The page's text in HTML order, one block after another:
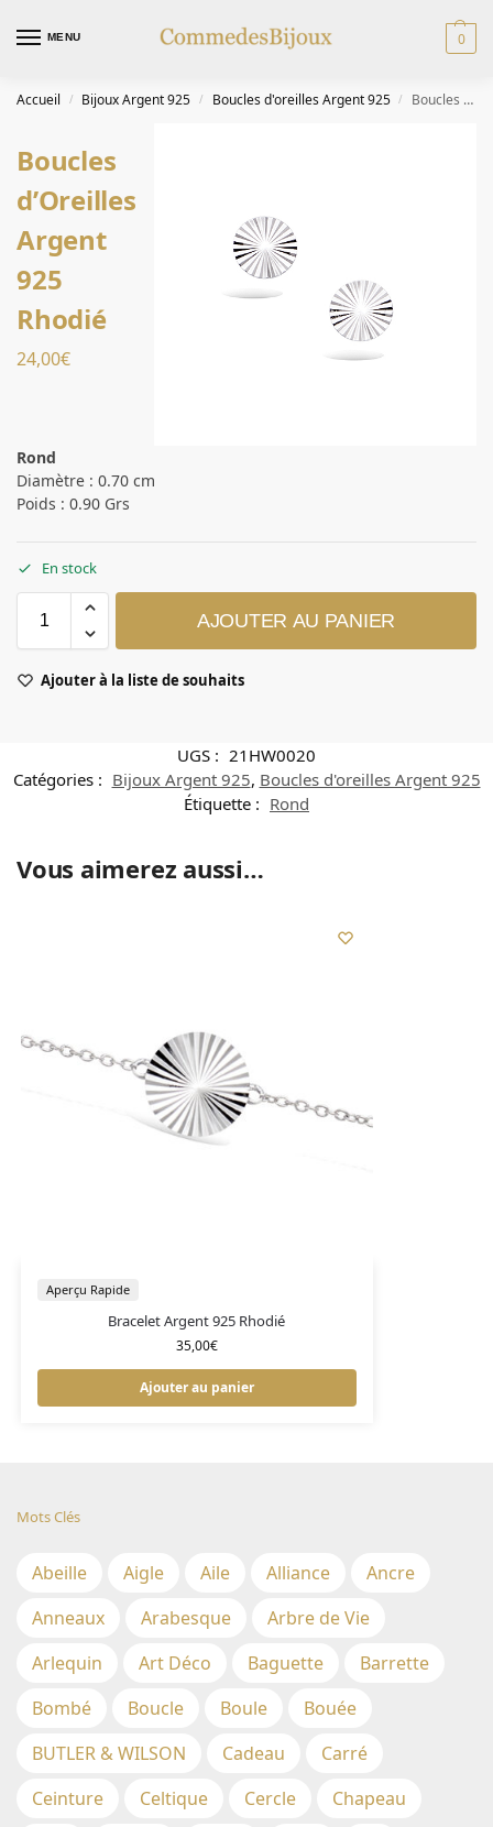
MENU 0
Accueil / Bijoux Argent 925 / Boucles d'oreilles Argent 925 / Boucles d’Oreilles Argent 925 Rhodié
Boucles
d’Oreilles
Argent
925
Rhodié
24,00€
Rond
Diamètre : 0.70 cm
Poids : 0.90 Grs
En stock
AJOUTER AU PANIER
Ajouter à la liste de souhaits
UGS : 21HW0020
Catégories : Bijoux Argent 925, Boucles d'oreilles Argent 925
Étiquette : Rond
Vous aimerez aussi…
Bracelet Argent 925 Rhodié
35,00€
Ajouter au panier
Aperçu Rapide
Mots Clés
Abeille Aigle Aile Alliance
Ancre
Anneaux
Arabesque
Arbre de Vie
Arlequin
Art Déco Baguette
Barrette
Bombé
Boucle Boule
Bouée
BUTLER & WILSON
Cadeau
Carré
Ceinture
Celtique Cercle
Chapeau